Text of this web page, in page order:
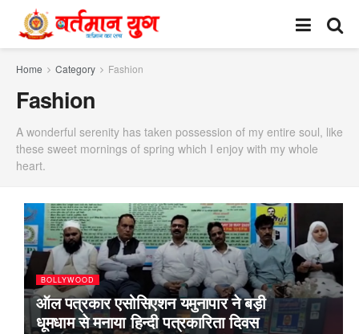
Home Category Fashion
Fashion
A wonderful serenity has taken possession of my entire soul, like
these sweet mornings of spring which I enjoy with my whole
heart.
BOLLYWOOD
ऑल पत्रकार एसोसिएशन यमुनापार ने बड़ी
धूमधाम से मनाया हिन्दी पत्रकारिता दिवस